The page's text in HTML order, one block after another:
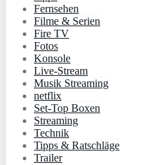
Fernsehen
Filme & Serien
Fire TV
Fotos
Konsole
Live-Stream
Musik Streaming
netflix
Set-Top Boxen
Streaming
Technik
Tipps & Ratschläge
Trailer